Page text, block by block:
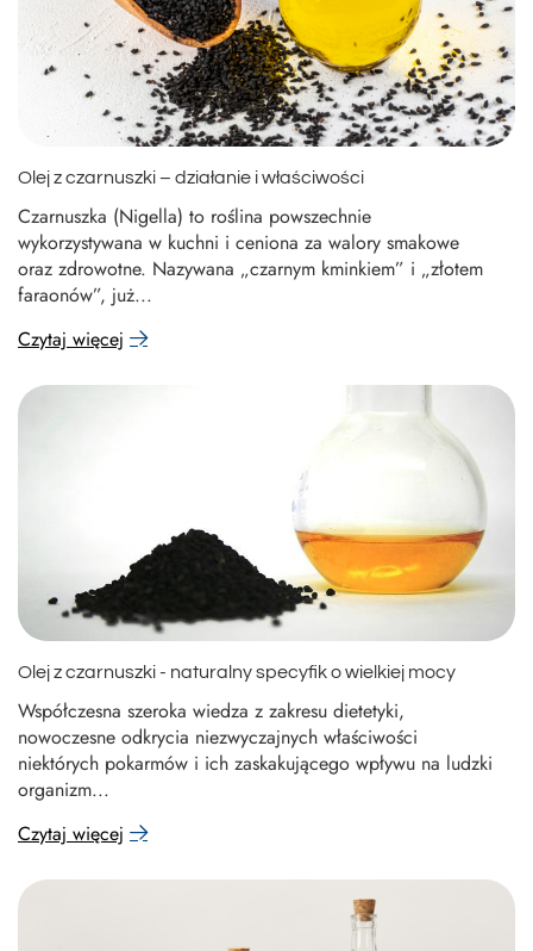
Olej z czarnuszki – działanie i właściwości
Czarnuszka (Nigella) to roślina powszechnie
wykorzystywana w kuchni i ceniona za walory smakowe
oraz zdrowotne. Nazywana „czarnym kminkiem” i „złotem
faraonów”, już...
Czytaj więcej
Olej z czarnuszki - naturalny specyfik o wielkiej mocy
Współczesna szeroka wiedza z zakresu dietetyki,
nowoczesne odkrycia niezwyczajnych właściwości
niektórych pokarmów i ich zaskakującego wpływu na ludzki
organizm...
Czytaj więcej